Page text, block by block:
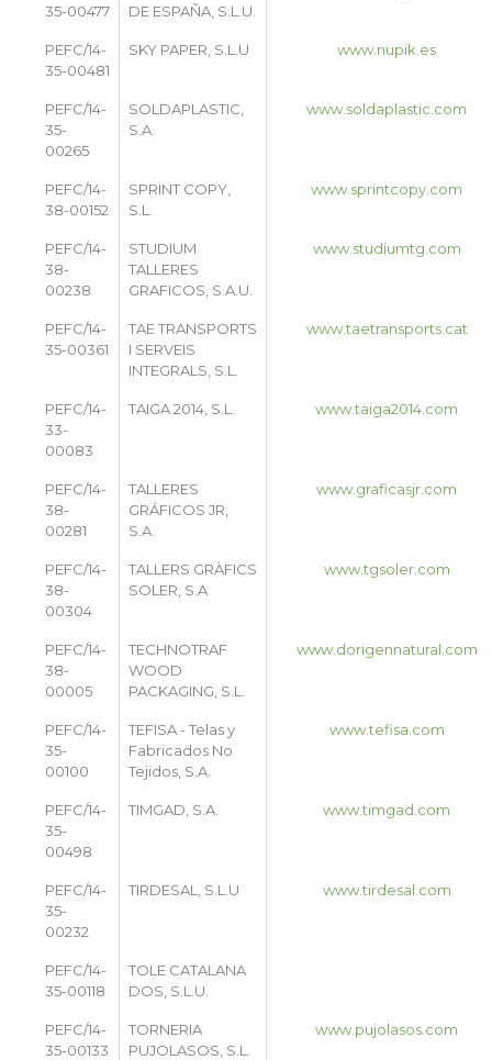
35-00477
DE ESPAÑA, S.L.U.
PEFC/14-
35-00481
SKY PAPER, S.L.U www.nupik.es
PEFC/14-
35-
00265
SOLDAPLASTIC,
S.A.
www.soldaplastic.com
PEFC/14-
38-00152
SPRINT COPY,
S.L.
www.sprintcopy.com
PEFC/14-
38-
00238
STUDIUM
TALLERES
GRAFICOS, S.A.U.
www.studiumtg.com
PEFC/14-
35-00361
TAE TRANSPORTS
I SERVEIS
INTEGRALS, S.L.
www.taetransports.cat
PEFC/14-
33-
00083
TAIGA 2014, S.L. www.taiga2014.com
PEFC/14-
38-
00281
TALLERES
GRÁFICOS JR,
S.A.
www.graficasjr.com
PEFC/14-
38-
00304
TALLERS GRÀFICS
SOLER, S.A
www.tgsoler.com
PEFC/14-
38-
00005
TECHNOTRAF
WOOD
PACKAGING, S.L.
www.dorigennatural.com
PEFC/14-
35-
00100
TEFISA - Telas y
Fabricados No
Tejidos, S.A.
www.tefisa.com
PEFC/14-
35-
00498
TIMGAD, S.A. www.timgad.com
PEFC/14-
35-
00232
TIRDESAL, S.L.U www.tirdesal.com
PEFC/14-
35-00118
TOLE CATALANA
DOS, S.L.U.
PEFC/14-
35-00133
TORNERIA
PUJOLASOS, S.L.
www.pujolasos.com